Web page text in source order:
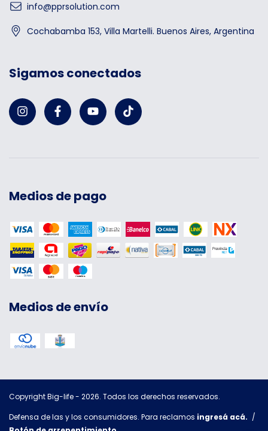
info@pprsolution.com
Cochabamba 153, Villa Martelli. Buenos Aires, Argentina
Sigamos conectados
Medios de pago
Medios de envío
Copyright Big-life - 2026. Todos los derechos reservados.
Defensa de las y los consumidores. Para reclamos ingresá acá. /